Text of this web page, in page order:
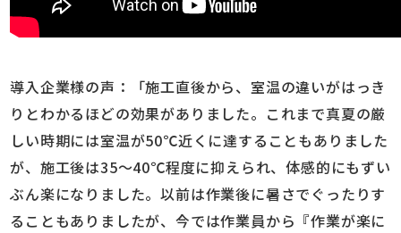
導入企業様の声：「施工直後から、室温の違いがはっき
りとわかるほどの効果がありました。これまで真夏の厳
しい時期には室温が50℃近くに達することもありました
が、施工後は35～40℃程度に抑えられ、体感的にもずい
ぶん楽になりました。以前は作業後に暑さでぐったりす
ることもありましたが、今では作業員から『作業が楽に